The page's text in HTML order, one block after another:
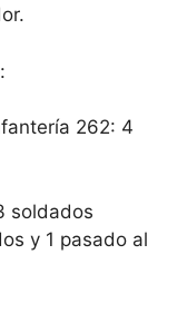
262: 4
soldados
y 1 pasado al